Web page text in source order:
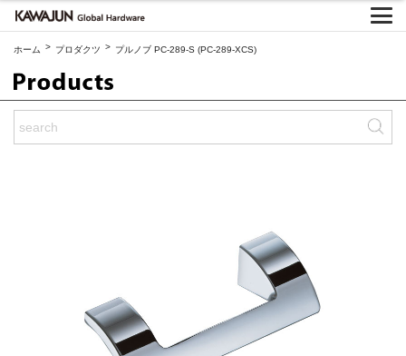
ホーム > プロダクツ > プルノブ PC-289-S (PC-289-XCS)